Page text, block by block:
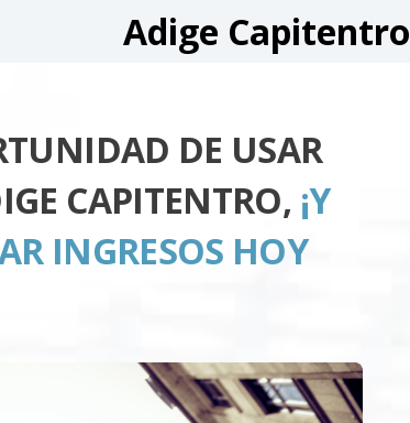
Adige Capitentro
DE USAR
CAPITENTRO, ¡Y
INGRESOS HOY